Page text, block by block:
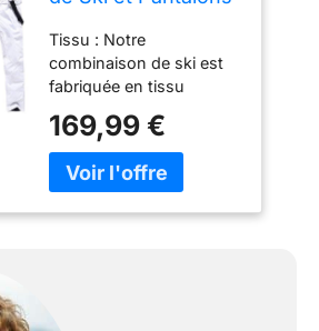
Hommes Vent
Étanche Ensemble
Ski Deux Pièces
Ensemble De
Pantalons De
Vestes De Ski pour
Les Sports
d'hiver(359+Blanc
Tissu : Notre
combinaison de ski est
fabriquée en tissu
en velours doux et
confortable de haute
qualité ; excellente
169,99 €